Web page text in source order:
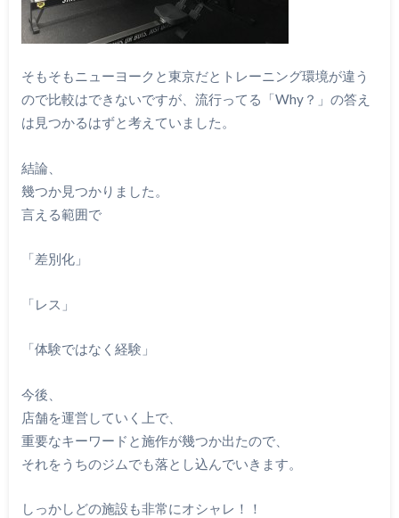
そもそもニューヨークと東京だとトレーニング環境が違う
ので比較はできないですが、流行ってる「Why？」の答え
は見つかるはずと考えていました。
結論、
幾つか見つかりました。
言える範囲で
「差別化」
「レス」
「体験ではなく経験」
今後、
店舗を運営していく上で、
重要なキーワードと施作が幾つか出たので、
それをうちのジムでも落とし込んでいきます。
しっかしどの施設も非常にオシャレ！！